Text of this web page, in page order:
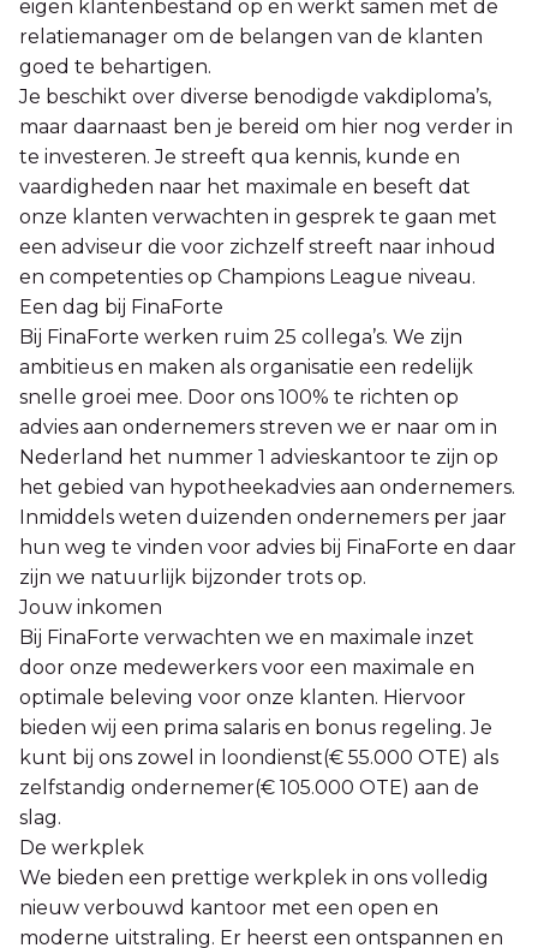
eigen klantenbestand op en werkt samen met de
relatiemanager om de belangen van de klanten
goed te behartigen.
Je beschikt over diverse benodigde vakdiploma’s,
maar daarnaast ben je bereid om hier nog verder in
te investeren. Je streeft qua kennis, kunde en
vaardigheden naar het maximale en beseft dat
onze klanten verwachten in gesprek te gaan met
een adviseur die voor zichzelf streeft naar inhoud
en competenties op Champions League niveau.
Een dag bij FinaForte
Bij FinaForte werken ruim 25 collega’s. We zijn
ambitieus en maken als organisatie een redelijk
snelle groei mee. Door ons 100% te richten op
advies aan ondernemers streven we er naar om in
Nederland het nummer 1 advieskantoor te zijn op
het gebied van hypotheekadvies aan ondernemers.
Inmiddels weten duizenden ondernemers per jaar
hun weg te vinden voor advies bij FinaForte en daar
zijn we natuurlijk bijzonder trots op.
Jouw inkomen
Bij FinaForte verwachten we en maximale inzet
door onze medewerkers voor een maximale en
optimale beleving voor onze klanten. Hiervoor
bieden wij een prima salaris en bonus regeling. Je
kunt bij ons zowel in loondienst(€ 55.000 OTE) als
zelfstandig ondernemer(€ 105.000 OTE) aan de
slag.
De werkplek
We bieden een prettige werkplek in ons volledig
nieuw verbouwd kantoor met een open en
moderne uitstraling. Er heerst een ontspannen en